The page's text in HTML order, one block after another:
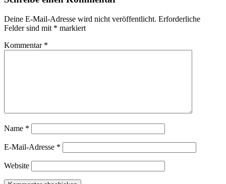
Deine E-Mail-Adresse wird nicht veröffentlicht. Erforderliche
Felder sind mit * markiert
Kommentar *
Name *
E-Mail-Adresse *
Website